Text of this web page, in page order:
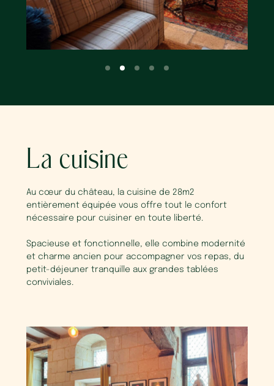
La cuisine
Au cœur du château, la cuisine de 28m2
entièrement équipée vous offre tout le confort
nécessaire pour cuisiner en toute liberté.
Spacieuse et fonctionnelle, elle combine modernité
et charme ancien pour accompagner vos repas, du
petit-déjeuner tranquille aux grandes tablées
conviviales.